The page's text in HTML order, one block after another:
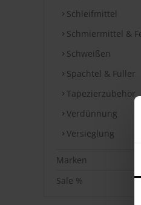
Schleifmittel
Schmiermittel &
Schweißen
Spachtel & Füller
Tapezierzubehör
Verdünnung
Versieglung
Marken
Sale %